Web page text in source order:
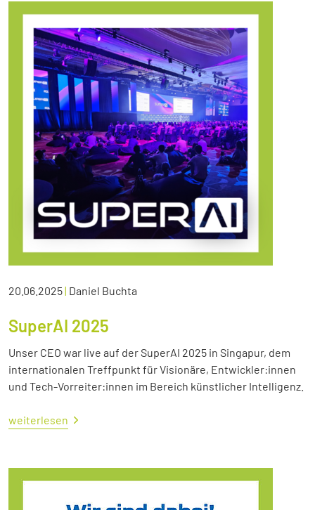
20.06.2025| Daniel Buchta
SuperAI 2025
Unser CEO war live auf der SuperAI 2025 in Singapur, dem
internationalen Treffpunkt für Visionäre, Entwickler:innen
und Tech-Vorreiter:innen im Bereich künstlicher Intelligenz.
weiterlesen